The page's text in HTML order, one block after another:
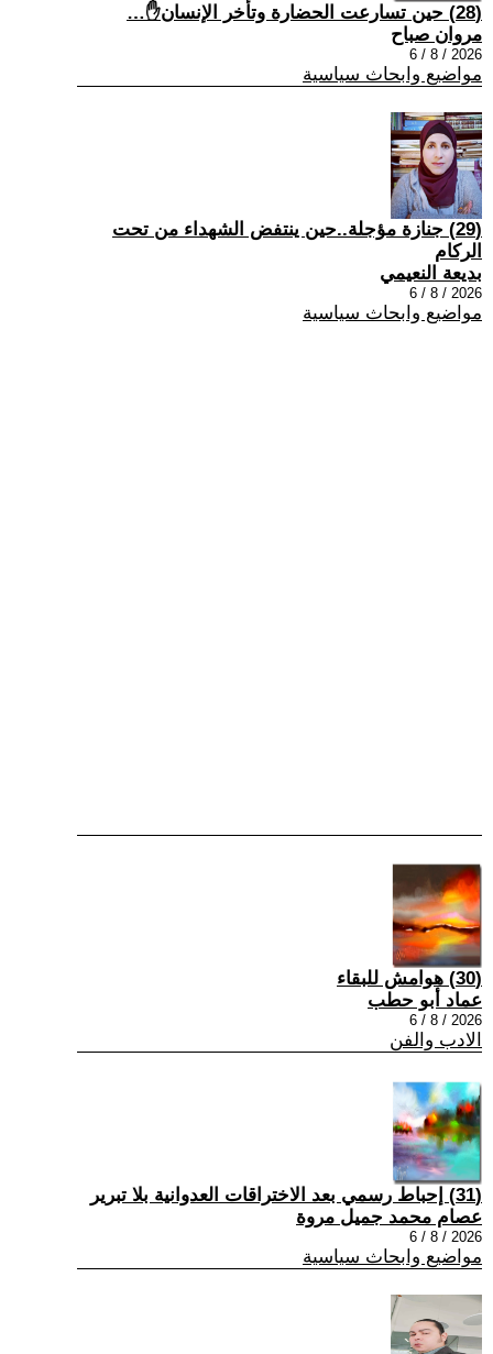
(28) حين تسارعت الحضارة وتأخر الإنسان✋…
مروان صباح
2026 / 8 / 6
مواضيع وابحاث سياسية
(29) جنازة مؤجلة..حين ينتفض الشهداء من تحت
الركام
بديعة النعيمي
2026 / 8 / 6
مواضيع وابحاث سياسية
(30) هوامش للبقاء
عماد أبو حطب
2026 / 8 / 6
الادب والفن
(31) إحباط رسمي بعد الاختراقات العدوانية بلا تبرير
عصام محمد جميل مروة
2026 / 8 / 6
مواضيع وابحاث سياسية